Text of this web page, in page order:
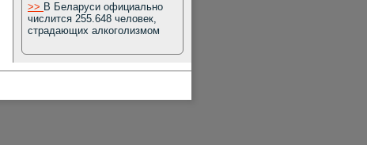
>> В Беларуси официально
числится 255.648 человек,
страдающих алкоголизмом